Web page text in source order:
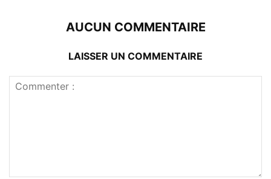
AUCUN COMMENTAIRE
LAISSER UN COMMENTAIRE